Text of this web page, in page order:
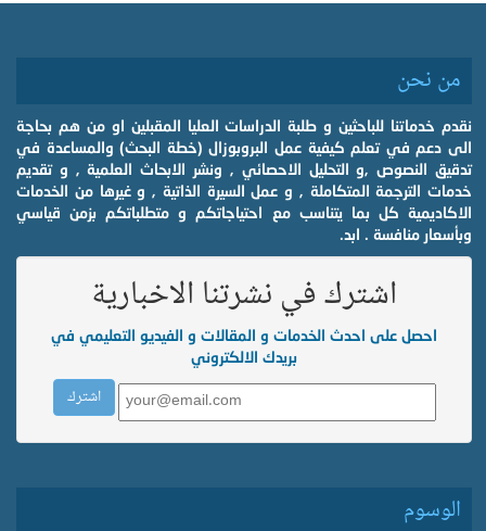
من نحن
نقدم خدماتنا للباحثين و طلبة الدراسات العليا المقبلين او من هم بحاجة
الى دعم في تعلم كيفية عمل البروبوزال (خطة البحث) والمساعدة في
تدقيق النصوص ,و التحليل الاحصائي , ونشر الابحاث العلمية , و تقديم
خدمات الترجمة المتكاملة , و عمل السيرة الذاتية , و غيرها من الخدمات
الاكاديمية كل بما يتناسب مع احتياجاتكم و متطلباتكم بزمن قياسي
وبأسعار منافسة . ابد.
اشترك في نشرتنا الاخبارية
احصل على احدث الخدمات و المقالات و الفيديو التعليمي في
بريدك الالكتروني
الوسوم